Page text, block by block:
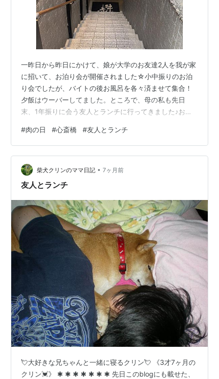
一昨日から昨日にかけて、娘が大学のお友達2人を我が家
に招いて、お泊り会が開催されました☆小中振りのお泊
り会でしたが、バイトの後お風呂を各々済ませて集合！
夕飯はウーバーしてました。ところで、母の私も先日
末、1年振りに会う友人とランチに行ってきました♪お店
牛虎」✨お店の名前の通り、高品質の黒毛和牛専門店🐄
偶然にもこの日は肉の日(29日)でした。ザクロの美サワ
ーで乾杯🍷🍷看板の写真の3つのセットの中から、限定
20食の「ミスジと彩り十二単ランチ」に✨小皿いっぱい
のお料理、大好きです♡ミスジ✨焼きしゃぶして頂きま
#肉の日 #心斎橋 #友人とランチ
柴犬クリンのママ日記 • 7ヶ月前
友人とランチ
💘大好きな兄ちゃんと一緒に寝るクリン💘 《3才7ヶ月の
クリン💓》 ✱ ✱ ✱ ✱ ✱ ✱ ✱ 先日このblogにも載せた、